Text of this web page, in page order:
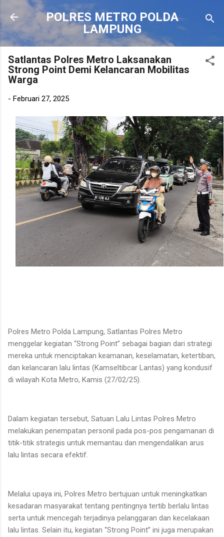
Langsung ke konten utama
POLRES METRO POLDA
LAMPUNG
Satlantas Polres Metro Laksanakan
Strong Point Demi Kelancaran Mobilitas
Warga
- Februari 27, 2025
Polres Metro Polda Lampung, Satlantas Polres Metro
menggelar kegiatan “Strong Point” sebagai bagian dari strategi
mereka untuk menciptakan keamanan, keselamatan, ketertiban,
dan kelancaran lalu lintas (Kamseltibcar Lantas) yang kondusif
di wilayah Kota Metro, Kamis (27/02/25).
Dalam kegiatan tersebut, Satuan Lalu Lintas Polres Metro
melakukan penempatan personil pada pos-pos pengamanan di
titik-titik strategis untuk memantau dan mengendalikan arus
lalu lintas secara efektif.
Melalui upaya ini, Polres Metro bertujuan untuk meningkatkan
kesadaran masyarakat tentang pentingnya tertib berlalu lintas
serta untuk mencegah terjadinya pelanggaran dan kecelakaan
lalu lintas. Selain itu, kegiatan “Strong Point” ini juga merupakan